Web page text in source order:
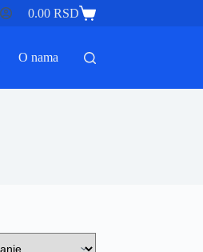
Shopping
0.00 RSD
O nama